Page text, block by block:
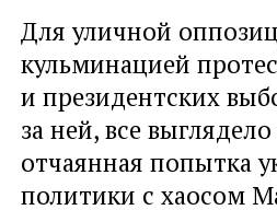
Для уличной
кульминацией
и президентских
за ней, все
отчаянная попытка
политики с хаосом